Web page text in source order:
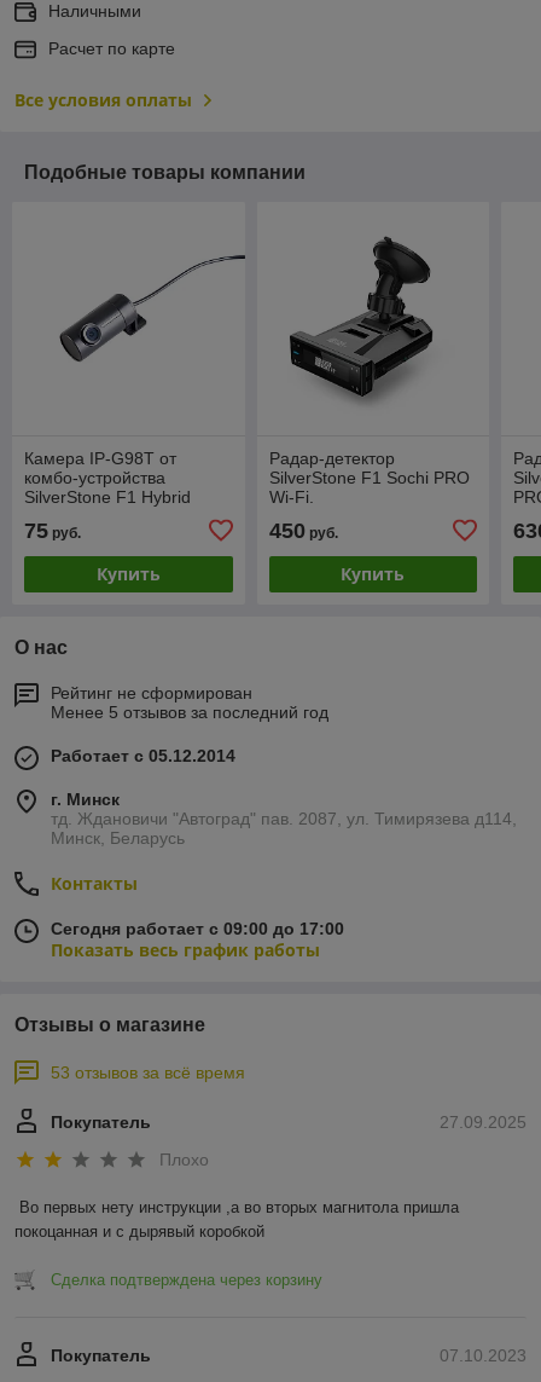
Наличными
Расчет по карте
Все условия оплаты
Подобные товары компании
Камера IP-G98T от
комбо-устройства
SilverStone F1 Hybrid
установки в салоне авто
75 руб.
Купить
Радар-детектор
SilverStone F1 Sochi PRO
Wi-Fi.
450руб.
Купить
О нас
Рейтинг не сформирован
Менее 5 отзывов за последний год
Работает с 05.12.2014
г. Минск
тд. Ждановичи "Автоград" пав. 2087, ул. Тимирязева д114,
Минск, Беларусь
Контакты
Сегодня работает с 09:00 до 17:00
Показать весь график работы
Отзывы о магазине
53 отзывов за всё время
27.09.2025
Покупатель
Плохо
Во первых нету инструкции ,а во вторых магнитола пришла
покоцанная и с дырявый коробкой
Сделка подтверждена через корзину
07.10.2023
Покупатель